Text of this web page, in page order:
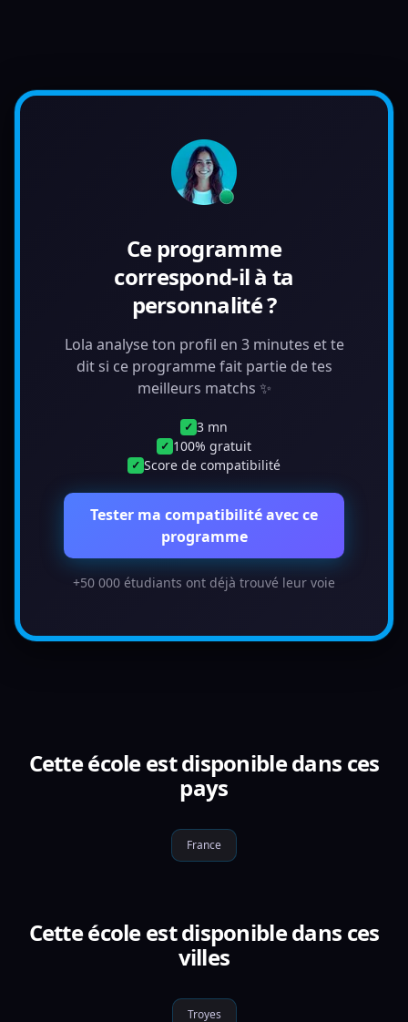
Ce programme
correspond-il à ta
personnalité ?
Lola analyse ton profil en 3 minutes et te
dit si ce programme fait partie de tes
meilleurs matchs ✨
✓ 3 mn
✓ 100% gratuit
✓ Score de compatibilité
Tester ma compatibilité avec ce
programme
+50 000 étudiants ont déjà trouvé leur voie
Cette école est disponible dans ces
pays
France
Cette école est disponible dans ces
villes
Troyes